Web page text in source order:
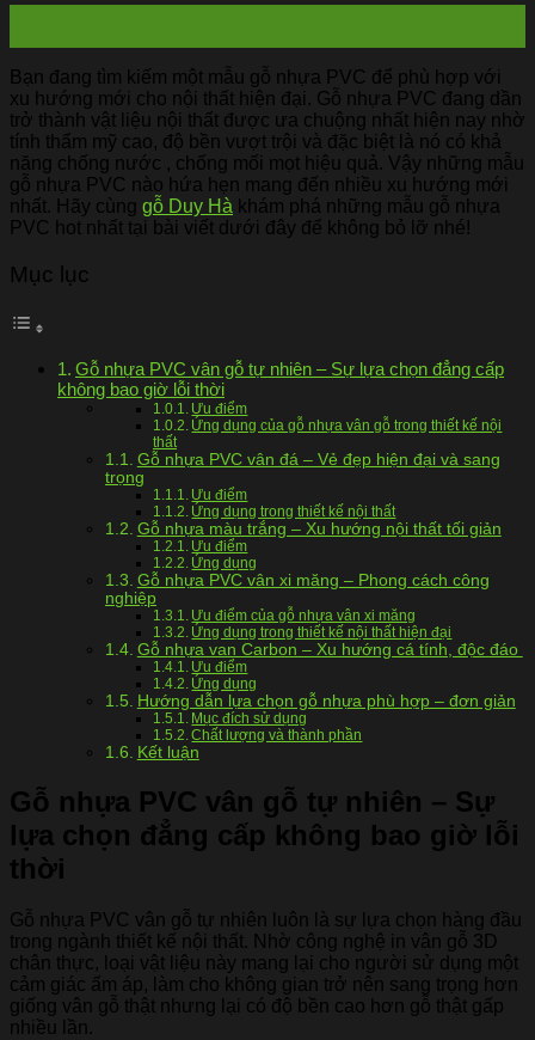
Bạn đang tìm kiếm một mẫu gỗ nhựa PVC để phù hợp với
xu hướng mới cho nội thất hiện đại. Gỗ nhựa PVC đang dần
trở thành vật liệu nội thất được ưa chuộng nhất hiện nay nhờ
tính thẩm mỹ cao, độ bền vượt trội và đặc biệt là nó có khả
năng chống nước , chống mối mọt hiệu quả. Vậy những mẫu
gỗ nhựa PVC nào hứa hẹn mang đến nhiều xu hướng mới
nhất. Hãy cùng gỗ Duy Hà khám phá những mẫu gỗ nhựa
PVC hot nhất tại bài viết dưới đây để không bỏ lỡ nhé!
Mục lục
Gỗ nhựa PVC vân gỗ tự nhiên – Sự lựa chọn đẳng cấp
không bao giờ lỗi thời
Ưu điểm
Ứng dụng của gỗ nhựa vân gỗ trong thiết kế nội
thất
Gỗ nhựa PVC vân đá – Vẻ đẹp hiện đại và sang
trọng
Ưu điểm
Ứng dụng trong thiết kế nội thất
Gỗ nhựa màu trắng – Xu hướng nội thất tối giản
Ưu điểm
Ứng dụng
Gỗ nhựa PVC vân xi măng – Phong cách công
nghiệp
Ưu điểm của gỗ nhựa vân xi măng
Ứng dụng trong thiết kế nội thất hiện đại
Gỗ nhựa van Carbon – Xu hướng cá tính, độc đáo
Ưu điểm
Ứng dụng
Hướng dẫn lựa chọn gỗ nhựa phù hợp – đơn giản
Mục đích sử dụng
Chất lượng và thành phần
Kết luận
Gỗ nhựa PVC vân gỗ tự nhiên – Sự
lựa chọn đẳng cấp không bao giờ lỗi
thời
Gỗ nhựa PVC vân gỗ tự nhiên luôn là sự lựa chọn hàng đầu
trong ngành thiết kế nội thất. Nhờ công nghệ in vân gỗ 3D
chân thực, loại vật liệu này mang lại cho người sử dụng một
cảm giác ấm áp, làm cho không gian trở nên sang trọng hơn
giống vân gỗ thật nhưng lại có độ bền cao hơn gỗ thật gấp
nhiều lần.